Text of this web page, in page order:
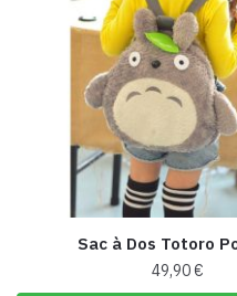
Sac à Dos Totoro
49,90€